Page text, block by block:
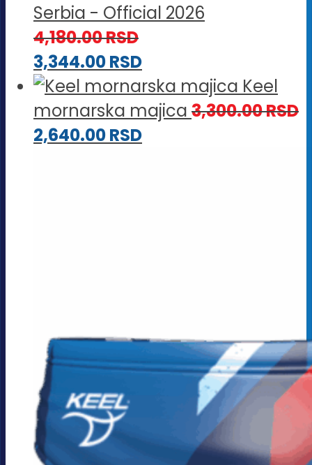
Serbia - Official 2026
4,180.00RSD
3,344.00RSD
Keel
mornarska majica 3,300.00RSD
2,640.00RSD